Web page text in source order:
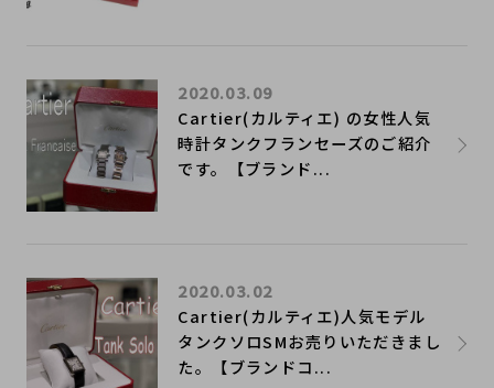
Cartier(カルティエ) の女性人気
時計タンクフランセーズのご紹介
です。【ブランド...
2020.03.09
Cartier(カルティエ)人気モデル
タンクソロSMお売りいただきまし
た。【ブランドコ...
2020.03.02